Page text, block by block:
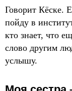
Говорит Кёске.
пойду в
кто знает, что
слово другим
услышу.